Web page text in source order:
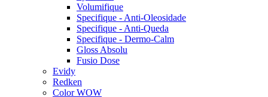
Volumifique
Specifique - Anti-Oleosidade
Specifique - Anti-Queda
Specifique - Dermo-Calm
Gloss Absolu
Fusio Dose
Evidy
Redken
Color WOW